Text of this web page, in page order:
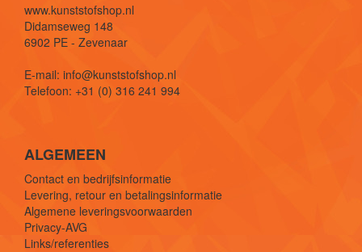
www.kunststofshop.nl
Didamseweg 148
6902 PE - Zevenaar
E-mail: info@kunststofshop.nl
Telefoon: +31 (0) 316 241 994
ALGEMEEN
Contact en bedrijfsinformatie
Levering, retour en betalingsinformatie
Algemene leveringsvoorwaarden
Privacy-AVG
Links/referenties